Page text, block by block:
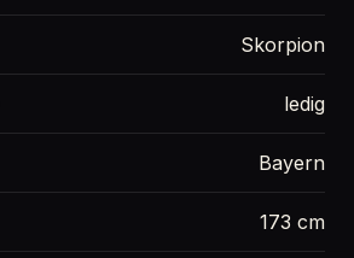
Skorpion
ledig
Bayern
173 cm